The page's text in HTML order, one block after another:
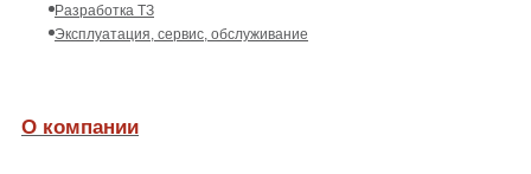
Разработка ТЗ
Эксплуатация, сервис, обслуживание
О компании